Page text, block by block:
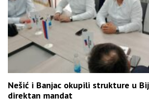
Nešić i Banjac okupili strukture u
direktan mandat